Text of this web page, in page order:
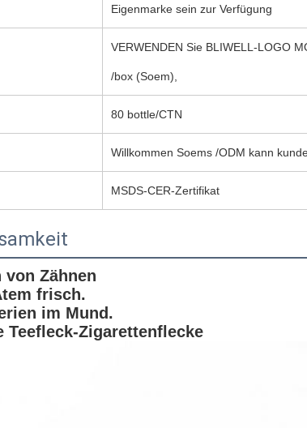
Eigenmarke sein zur Verfügung
VERWENDEN Sie BLIWELL-LOGO
/box (Soem),
80 bottle/CTN
Willkommen Soems /ODM kann
MSDS-CER-Zertifikat
von Zähnen
frisch.
im Mund.
Teefleck-Zigarettenflecke